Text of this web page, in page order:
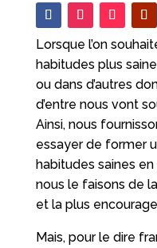
Lorsque l’on
habitudes plus
ou dans d’autres
d’entre nous vont
Ainsi, nous
essayer de former
habitudes saines
nous le faisons de
et la plus
Mais, pour le dire